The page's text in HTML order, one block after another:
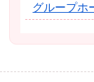
グループホ